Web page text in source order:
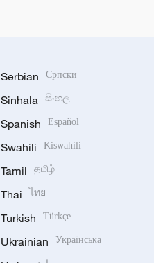
Serbian Српски
Sinhala සිංහල
Spanish Español
Swahili Kiswahili
Tamil தமிழ்
Thai ไทย
Turkish Türkçe
Ukrainian Українська